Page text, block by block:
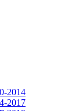
2014
2017